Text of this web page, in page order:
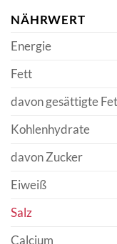
NÄHRWERT
Energie
Fett
davon gesättigte
Kohlenhydrate
davon Zucker
Eiweiß
Salz
Calcium